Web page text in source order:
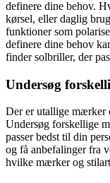
definere dine behov.
kørsel, eller daglig
funktioner som
definere dine behov
finder solbriller, der
Undersøg
Der er utallige mærker
Undersøg forskellige
passer bedst til din
og få anbefalinger fra
hvilke mærker og